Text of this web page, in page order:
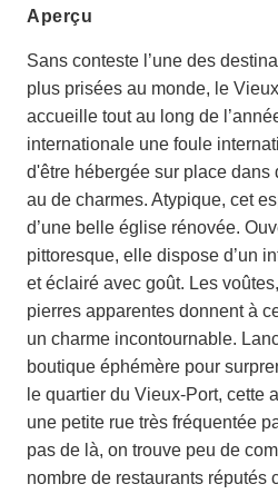
aperçu
Sans conteste l’une des
plus prisées au monde, le
accueille tout au long de
internationale une foule
d'être hébergée sur place dans
au de charmes. Atypique, cet
d’une belle église rénovée.
pittoresque, elle dispose d’un
et éclairé avec goût. Les
pierres apparentes donnent à
un charme incontournable.
boutique éphémère pour
le quartier du Vieux-Port, cette
une petite rue très fréquentée
pas de là, on trouve peu de
nombre de restaurants réputés